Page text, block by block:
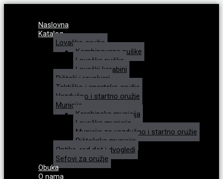
Naslovna
Katalog
Lovačko oružje
Kombinovane puške
Lovačke puške
Lovački karabini
Pištolji i revolveri
Taktičko i sportsko oružje
Vazdušno i startno oružje
Municija
Karabinska municija
Lovačka municija
Municija za vazdušno i startno oružje
Pištoljska municija
Optike, red dot i dvogledi
Sefovi za oružje
Obuka
O nama